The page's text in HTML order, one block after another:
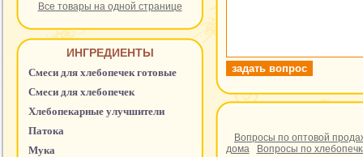
Все товары на одной странице
ИНГРЕДИЕНТЫ
Смеси для хлебопечек готовые
Смеси для хлебопечек
Хлебопекарные улучшители
Патока
Мука
Вопросы по оптовой
дома
Вопросы по